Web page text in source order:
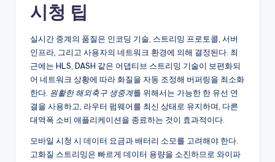
시청 팁
실시간 중계의 품질은 인코딩 기술, 스트리밍 프로토콜, 서버
인프라, 그리고 사용자의 네트워크 환경에 의해 결정된다. 최
근에는 HLS, DASH 같은 어댑티브 스트리밍 기술이 보편화되
어 네트워크 상황에 따라 화질을 자동 조정해 버퍼링을 최소화
한다. 원활한 해외축구 생중계를 위해서는 가능한 한 유선 연
결을 사용하고, 라우터 펌웨어를 최신 상태로 유지하며, 다른
대역폭 소비 애플리케이션을 종료하는 것이 효과적이다.
모바일 시청 시 데이터 요금과 배터리 소모를 고려해야 한다.
고화질 스트리밍은 빠르게 데이터 용량을 소진하므로 와이파